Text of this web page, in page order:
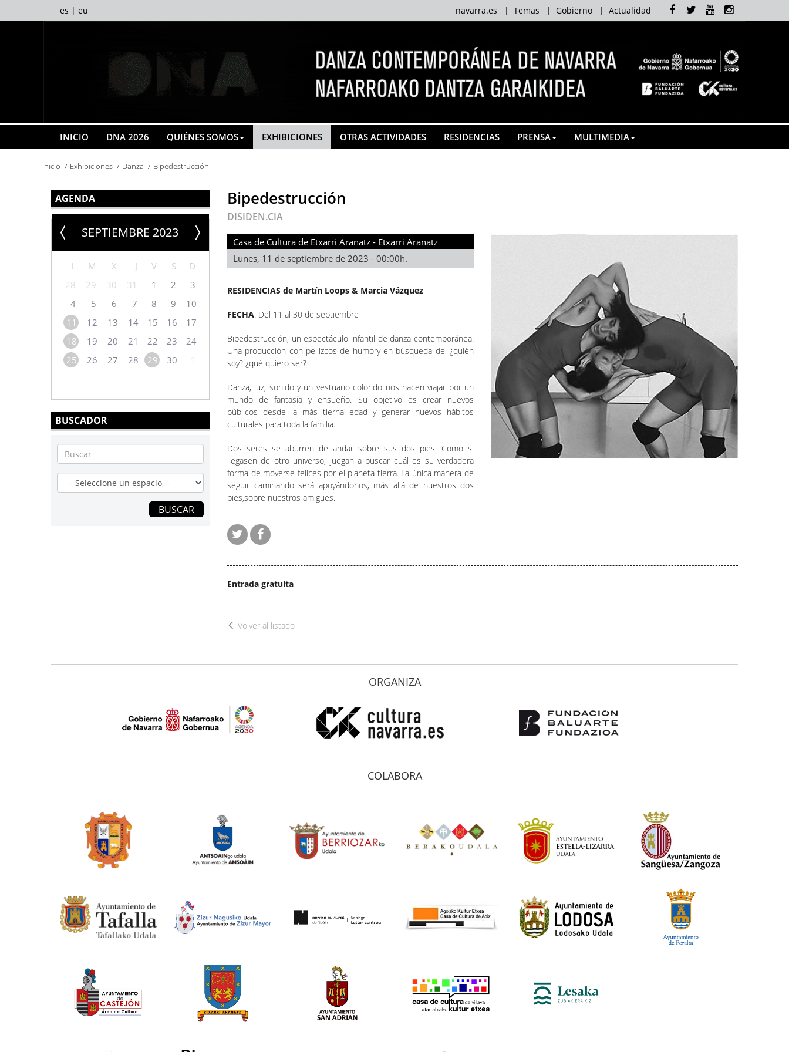
es | eu Facebook
TwitterYoutubeInstagram
navarra.es | Temas | Gobierno | Actualidad
INICIO DNA 2026 QUIÉNES SOMOS EXHIBICIONES OTRAS ACTIVIDADES RESIDENCIAS PRENSA MULTIMEDIA
Inicio Exhibiciones Danza Bipedestrucción
Bipedestrucción
DISIDEN.CIA
Casa de Cultura de Etxarri Aranatz - Etxarri Aranatz
Lunes, 11 de septiembre de 2023 - 00:00h.
RESIDENCIAS de Martín Loops & Marcia Vázquez
FECHA: Del 11 al 30 de septiembre
Bipedestrucción, un espectáculo infantil de danza contemporánea.
Una producción con pellizcos de humory en búsqueda del ¿quién
soy? ¿qué quiero ser?
Danza, luz, sonido y un vestuario colorido nos hacen viajar por un
mundo de fantasía y ensueño. Su objetivo es crear nuevos
públicos desde la más tierna edad y generar nuevos hábitos
culturales para toda la familia.
Dos seres se aburren de andar sobre sus dos pies. Como si
llegasen de otro universo, juegan a buscar cuál es su verdadera
forma de moverse felices por el planeta tierra. La única manera de
seguir caminando será apoyándonos, más allá de nuestros dos
pies,sobre nuestros amigues.
Entrada gratuita
Volver al listado
AGENDA
SEPTIEMBRE 2023
L M X J V S
D
28
29 30 31 1 2
3
4
5 6 7 8 9
10
11
12 13 14 15 16
17
18
19 20 21 22 23
24
25
26 27 28 29 30 1
BUSCADOR
ORGANIZA
COLABORA